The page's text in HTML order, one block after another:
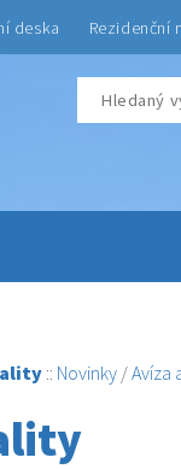
deska Rezidenční
:: Novinky /Avíza